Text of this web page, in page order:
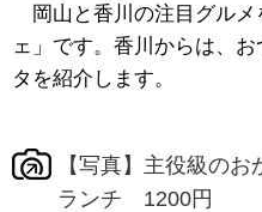
岡山と香川の注目グルメ
ェ」です。香川からは、
タを紹介します。
【写真】主役級の
ランチ 1200円